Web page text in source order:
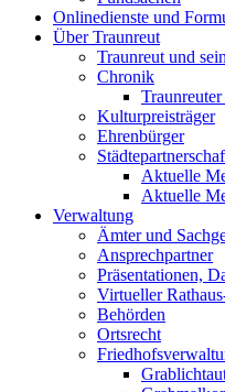
Onlinedienste und
Über Traunreut
Traunreut und
Chronik
Kulturpreisträger
Ehrenbürger
Aktuelle
Aktuelle
Verwaltung
Ämter und
Ansprechpartner
Präsentationen,
Virtueller
Behörden
Ortsrecht